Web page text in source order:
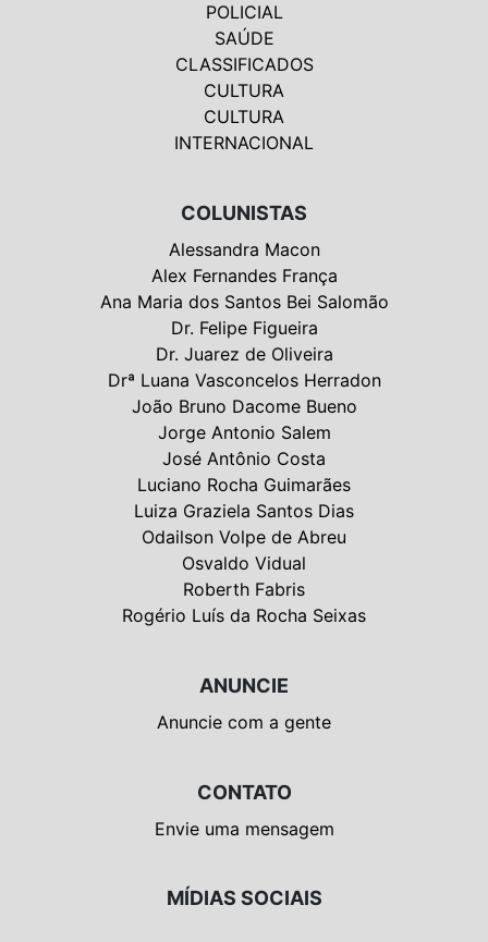
POLICIAL
SAÚDE
CLASSIFICADOS
CULTURA
CULTURA
INTERNACIONAL
COLUNISTAS
Alessandra Macon
Alex Fernandes França
Ana Maria dos Santos Bei Salomão
Dr. Felipe Figueira
Dr. Juarez de Oliveira
Drª Luana Vasconcelos Herradon
João Bruno Dacome Bueno
Jorge Antonio Salem
José Antônio Costa
Luciano Rocha Guimarães
Luiza Graziela Santos Dias
Odailson Volpe de Abreu
Osvaldo Vidual
Roberth Fabris
Rogério Luís da Rocha Seixas
ANUNCIE
Anuncie com a gente
CONTATO
Envie uma mensagem
MÍDIAS SOCIAIS